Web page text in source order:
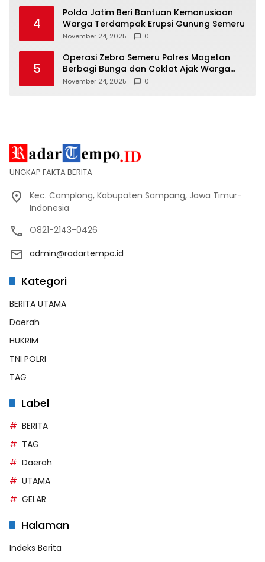
4
Polda Jatim Beri Bantuan Kemanusiaan
Warga Terdampak Erupsi Gunung Semeru
November 24, 2025 0
5
Operasi Zebra Semeru Polres Magetan
Berbagi Bunga dan Coklat Ajak Warga
Tertib Lalin
November 24, 2025 0
UNGKAP FAKTA BERITA
Kec. Camplong, Kabupaten Sampang, Jawa Timur-
Indonesia
O821-2143-0426
admin@radartempo.id
Kategori
BERITA UTAMA
Daerah
HUKRIM
TNI POLRI
TAG
Label
BERITA
TAG
Daerah
UTAMA
GELAR
Halaman
Indeks Berita